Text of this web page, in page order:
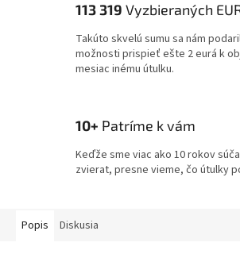
113 319 Vyzbieraných
Takúto skvelú sumu sa nám
možnosti prispieť ešte 2 eurá k
mesiac inému útulku.
10+ Patríme k vám
Keďže sme viac ako 10 rokov
zvierat, presne vieme, čo útulky
Popis Diskusia